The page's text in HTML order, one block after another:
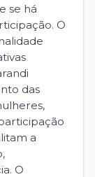
se há
O
das
a
O